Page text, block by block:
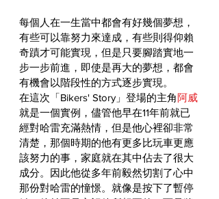
每個人在一生當中都會有好幾個夢想，
有些可以靠努力來達成，有些則得仰賴
奇蹟才可能實現，但是只要腳踏實地一
步一步前進，即使是再大的夢想，都會
有機會以階段性的方式逐步實現。
在這次「Bikers' Story」登場的主角阿威
就是一個實例，儘管他早在11年前就已
經對哈雷充滿熱情，但是他心裡卻非常
清楚，那個時期的他有更多比玩車更應
該努力的事，家庭就在其中佔去了很大
成分。因此他從多年前毅然切割了心中
那份對哈雷的憧憬。就像是按下了暫停